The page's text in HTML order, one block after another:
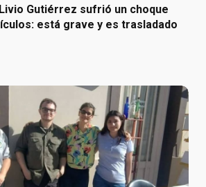
Livio Gutiérrez sufrió un choque
está grave y es trasladado